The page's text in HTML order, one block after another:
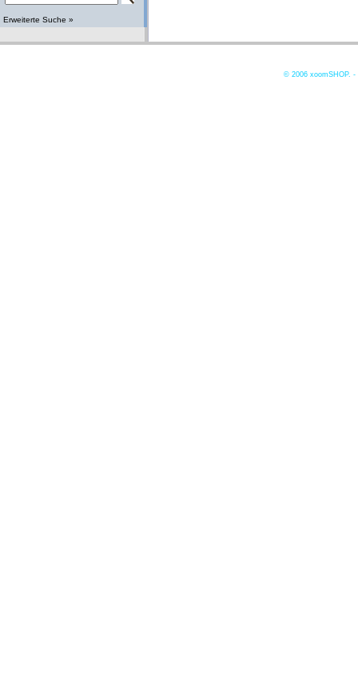
Erweiterte Suche »
© 2006 xoomSHOP. -